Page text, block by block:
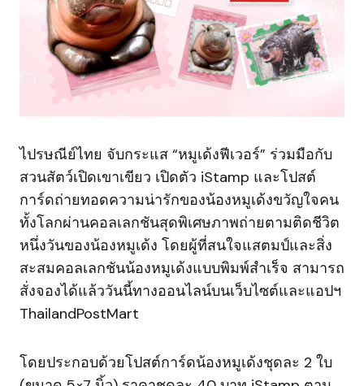
ไปรษณีย์ไทย จับกระแส “หมูเด้งฟีเวอร์” ร่วมมือกับ
สวนสัตว์เปิดเขาเขียว เปิดตัว iStamp และโปสต์
การ์ดถ่ายทอดความน่ารักของน้องหมูเด้งขวัญใจคน
ทั้งโลกผ่านคอลเลกชันสุดพิเศษภาพถ่ายตามติดชีวิต
หนึ่งวันของน้องหมูเด้ง โดยผู้ที่สนใจแสตมป์และสิ่ง
สะสมคอลเลกชันน้องหมูเด้งแบบพิมพ์สำเร็จ สามารถ
สั่งจองได้แล้ววันนี้ทางออนไลน์บนเว็บไซต์และแอปฯ
ThailandPostMart
โดยประกอบด้วยโปสต์การ์ดน้องหมูเด้งชุดละ 2 ใบ